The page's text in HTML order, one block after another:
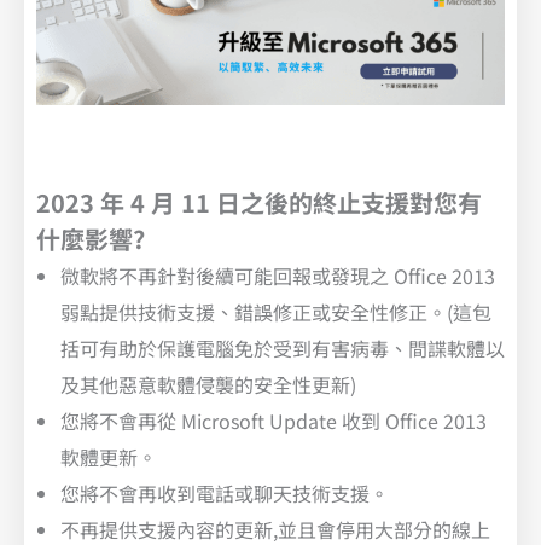
2023 年 4 月 11 日之後的終止支援對您有
什麼影響?
微軟將不再針對後續可能回報或發現之 Office 2013
弱點提供技術支援、錯誤修正或安全性修正。(這包
括可有助於保護電腦免於受到有害病毒、間諜軟體以
及其他惡意軟體侵襲的安全性更新)
您將不會再從 Microsoft Update 收到 Office 2013
軟體更新。
您將不會再收到電話或聊天技術支援。
不再提供支援內容的更新,並且會停用大部分的線上